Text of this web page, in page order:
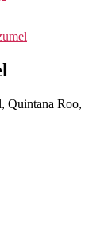
Quintana Roo,